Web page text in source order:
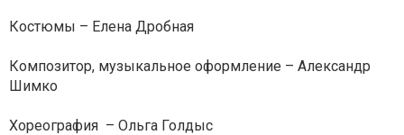
Костюмы – Елена Дробная
Композитор, музыкальное оформление – Александр
Шимко
Хореография – Ольга Голдыс